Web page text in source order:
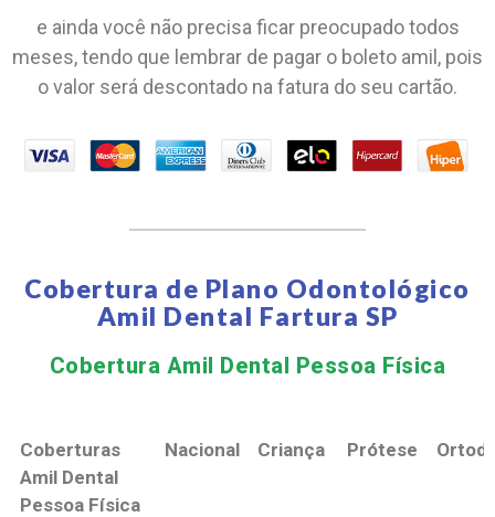
e ainda você não precisa ficar preocupado todos
meses, tendo que lembrar de pagar o boleto amil, pois
o valor será descontado na fatura do seu cartão.
Cobertura de Plano Odontológico
Amil Dental Fartura SP
Cobertura Amil Dental Pessoa Física​
Coberturas
Amil Dental
Pessoa Física
Nacional Criança Prótese